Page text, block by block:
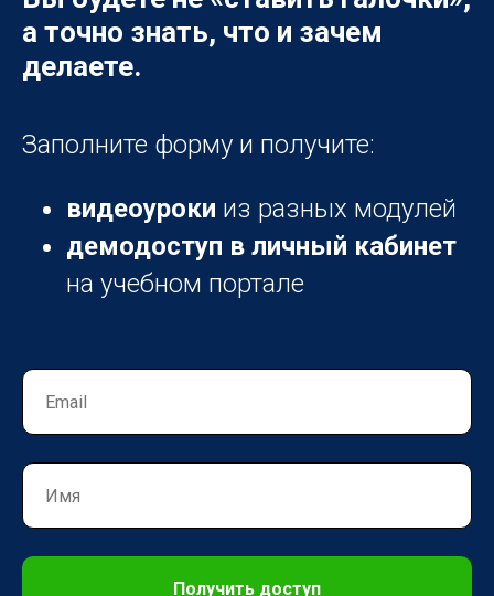
а точно знать, что и зачем
делаете.
Заполните форму и получите:
видеоуроки из разных модулей
демодоступ в личный кабинет
на учебном портале
Получить доступ